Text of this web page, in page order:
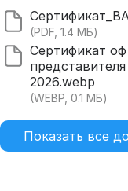
(PDF, 1.4 МБ)
Сертификат оф
2026.webp
(WEBP, 0.1 МБ)
Показать все